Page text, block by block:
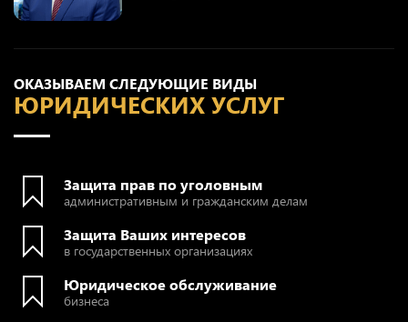
ОКАЗЫВАЕМ СЛЕДУЮЩИЕ ВИДЫ
ЮРИДИЧЕСКИХ УСЛУГ
Защита прав по уголовным
административным и гражданским делам
Защита Ваших интересов
в государственных организациях
Юридическое обслуживание
бизнеса